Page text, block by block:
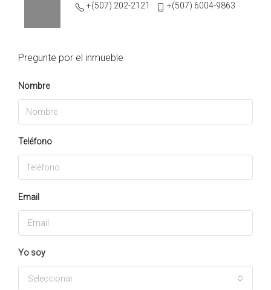
+(507) 202-2121
+(507) 6004-9863
Pregunte por el inmueble
Nombre
Teléfono
Email
Yo soy
Seleccionar